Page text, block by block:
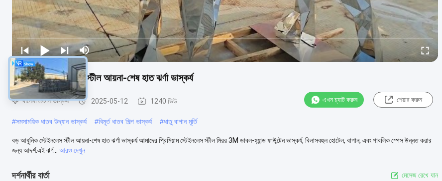
বড় আধুনিক স্টেইনলেস স্টীল আয়না-শেষ হাত ঝর্ণা ভাস্কর্য
খালেদা মেটাল ভাস্কর্য 2025-05-12 1240 ভিউ এখন চ্যাট করুন শেয়ার করুন
#সমসাময়িক ধাতব উদ্যান ভাস্কর্য #বিমূর্ত ধাতব শিল্প ভাস্কর্য #ধাতু বাগান মূর্তি
বড় আধুনিক স্টেইনলেস স্টীল আয়না-শেষ হাত ঝর্ণা ভাস্কর্য আমাদের প্রিমিয়াম স্টেইনলেস স্টীল মিরর 3M ডাবল-হ্যান্ড ফাউন্টেন ভাস্কর্য, বিলাসবহুল হোটেল, বাগান, এবং পাবলিক স্পেস উন্নত করার
জন্য আদর্শ.এই ঝর্ণ...
আরও দেখুন
দর্শনার্থীর বার্তা মেসেজ রেখে যান